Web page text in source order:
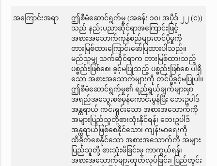
အကြောင်းအရာ
ဤစီမံဆောင်ရွက်မှု (အခန်း ၁၀၊ အပိုဒ် ၂၂ (င))
သည် နည်းပညာဆိုင်ရာအကြောင်းဖြင့်
အစားအသောက်ကုန်စည်များတင်ပို့မှုကို
တားမြစ်ထားကြောင်းဖော်ပြထားပါသည်။
မည်သူမျှ သက်ဆိုင်ရာက တားမြစ်ထားသည့်
ပစ္စည်းဖြစ်စေ၊ ခွင့်မပြုသည့် ပစ္စည်းဖြစ်စေ ပါရှိ
သော အစားအသောက်များကို တင်ပို့ခွင့်မပြုပါ။
ဤစီမံဆောင်ရွက်မှု၏ ရည်ရွယ်ချက်များမှာ
အရည်အသွေးစစ်မှန်ကောင်းမွန်ပြီး ဘေးဥပါဒ်
အန္တရာယ် ကင်းရှင်းသော အစားအသောက်ကို
အများပြည်သူတို့စားသုံးနိုင်ရန်၊ ဘေးဥပါဒ်
အန္တရာယ်ဖြစ်စေနိုင်သော၊ ကျန်းမာရေးကို
ထိခိုက်စေနိုင်သော အစားအသောက်ကို အများ
ပြည်သူတို့ စားသုံးမိခြင်းမှ ကာကွယ်ရန်၊
အစားအသောက်များထုတ်လုပ်ခြင်း၊ ပြည်တွင်း